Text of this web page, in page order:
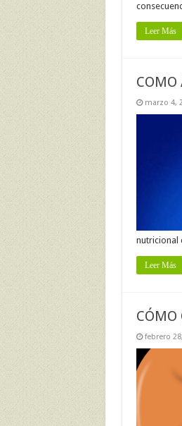
Leer Más
COMO
marzo 4,
nutricional
Leer Más
CÓMO
febrero